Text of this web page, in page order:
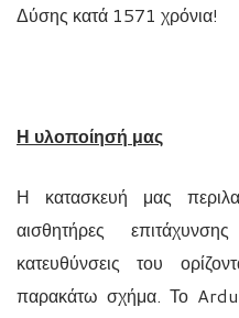
Δύσης κατά 1571 χρόνια!
Η υλοποίησή μας
Η κατασκευή μας
αισθητήρες
κατευθύνσεις του
παρακάτω σχήμα. Το